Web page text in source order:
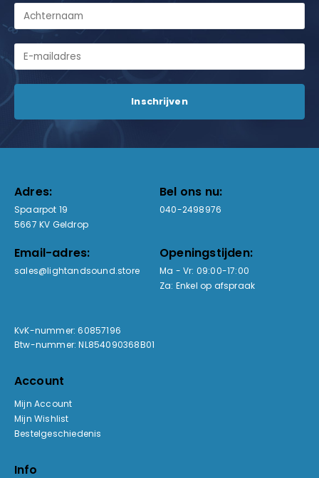
Adres:
Spaarpot 19
5667 KV Geldrop
Bel ons nu:
040-2498976
Email-adres:
sales@lightandsound.store
Openingstijden:
Ma - Vr: 09:00-17:00
Za: Enkel op afspraak
KvK-nummer: 60857196
Btw-nummer: NL854090368B01
Account
Mijn Account
Mijn Wishlist
Bestelgeschiedenis
Info